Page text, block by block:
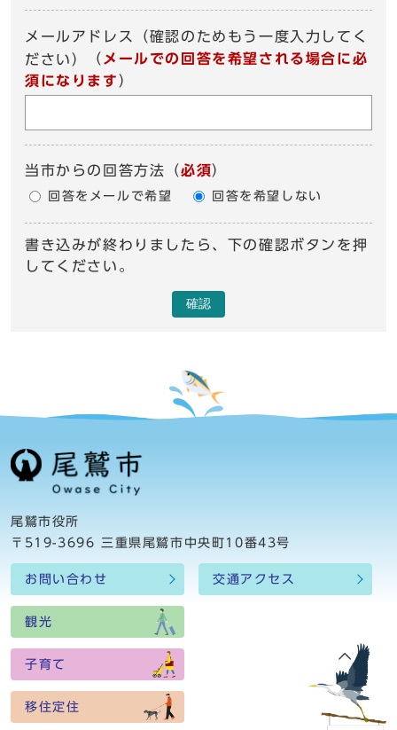
メールアドレス（確認のためもう一度入力してく
ださい）
（ メールでの回答を希望される場合に必
須になります ）
当市からの回答方法 （必須）
回答をメールで希望 回答を希望しない
書き込みが終わりましたら、下の確認ボタンを押
してください。
確認
尾鷲市役所
〒519-3696 三重県尾鷲市中央町10番43号
お問い合わせ 交通アクセス
観光
子育て
移住定住